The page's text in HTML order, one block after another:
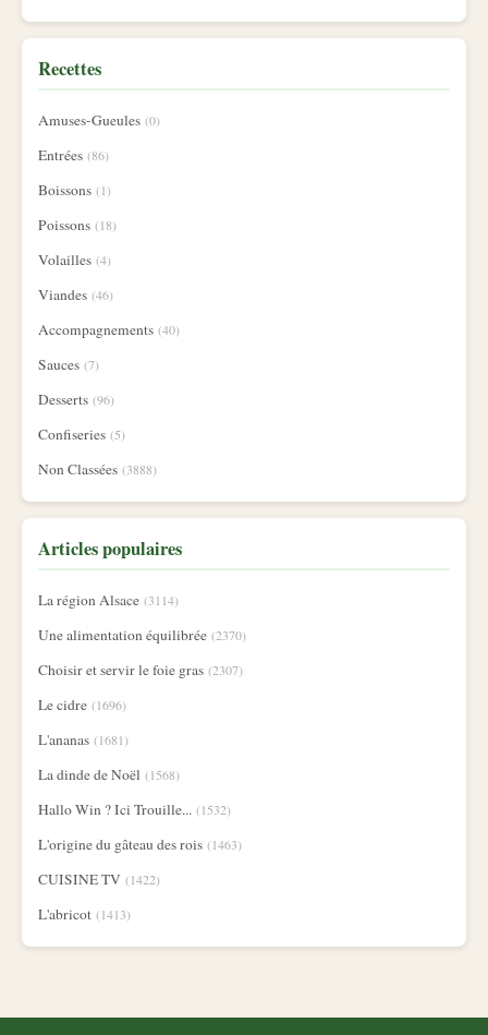
Recettes
Amuses-Gueules (0)
Entrées (86)
Boissons (1)
Poissons (18)
Volailles (4)
Viandes (46)
Accompagnements (40)
Sauces (7)
Desserts (96)
Confiseries (5)
Non Classées (3888)
Articles populaires
La région Alsace (3114)
Une alimentation équilibrée (2370)
Choisir et servir le foie gras (2307)
Le cidre (1696)
L'ananas (1681)
La dinde de Noël (1568)
Hallo Win ? Ici Trouille... (1532)
L'origine du gâteau des rois (1463)
CUISINE TV (1422)
L'abricot (1413)